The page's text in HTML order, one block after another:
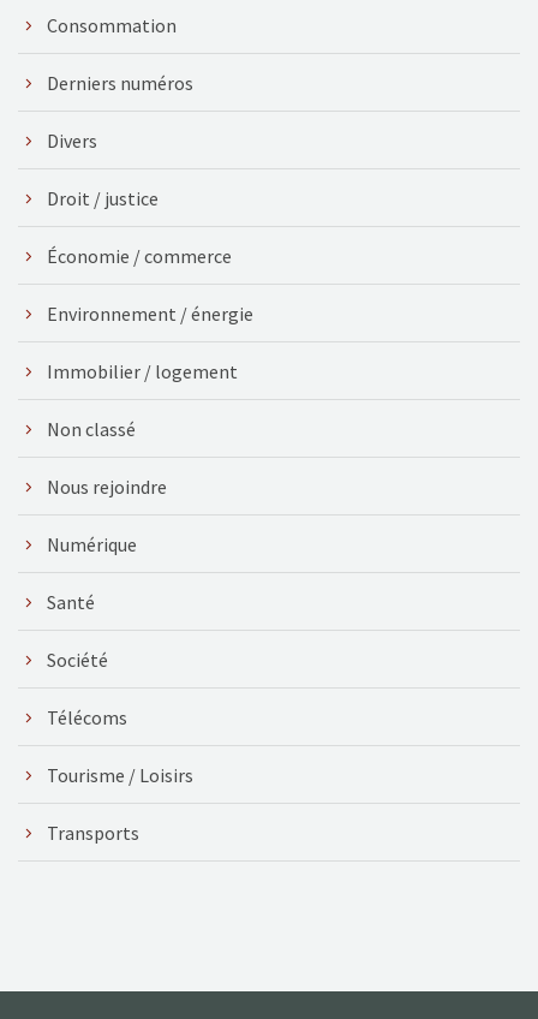
Consommation
Derniers numéros
Divers
Droit / justice
Économie / commerce
Environnement / énergie
Immobilier / logement
Non classé
Nous rejoindre
Numérique
Santé
Société
Télécoms
Tourisme / Loisirs
Transports